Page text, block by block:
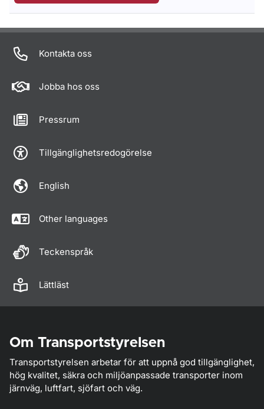
Om sidan
Kontakta oss
Jobba hos oss
Pressrum
Tillgänglighetsredogörelse
English
Other languages
Teckenspråk
Lättläst
Om Transportstyrelsen
Transportstyrelsen arbetar för att uppnå god tillgänglighet,
hög kvalitet, säkra och miljöanpassade transporter inom
järnväg, luftfart, sjöfart och väg.